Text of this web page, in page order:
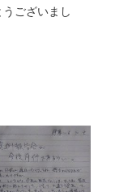
ございまし